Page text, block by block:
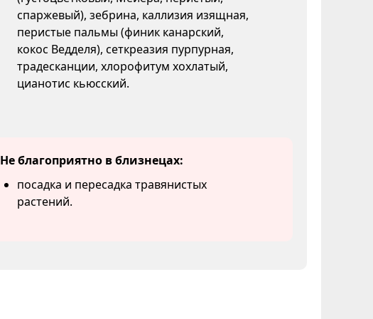
спаржевый), зебрина, каллизия изящная,
перистые пальмы (финик канарский,
кокос Ведделя), сеткреазия пурпурная,
традесканции, хлорофитум хохлатый,
цианотис кьюсский.
Не благоприятно в близнецах:
посадка и пересадка травянистых
растений.